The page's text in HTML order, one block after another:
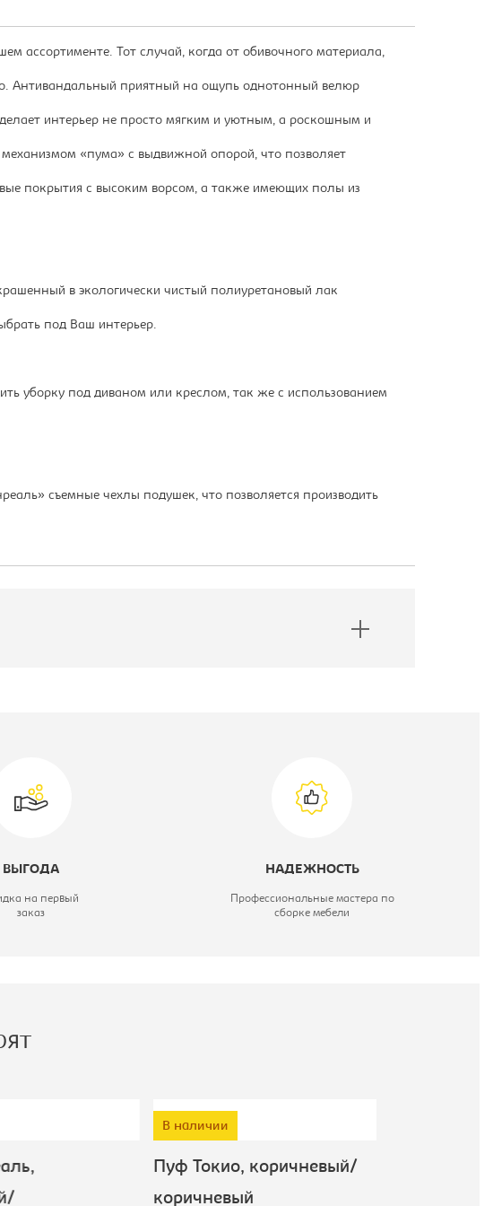
ассортименте. Тот случай, когда от обивочного материала,
Антивандальный приятный на ощупь однотонный велюр
интерьер не просто мягким и уютным, а роскошным и
«пума» с выдвижной опорой, что позволяет
покрытия с высоким ворсом, а также имеющих полы из
в экологически чистый полиуретановый лак
под Ваш интерьер.
уборку под диваном или креслом, так же с использованием
съемные чехлы подушек, что позволяется производить
ВЫГОДА
на первый
заказ
НАДЕЖНОСТЬ
Профессиональные мастера по
сборке мебели
В наличии
Пуф Токио, коричневый/
коричневый